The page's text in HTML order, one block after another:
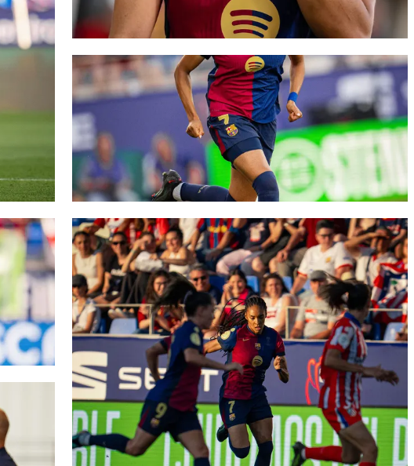
FC Barcelona club badge
FC Barcelona club badge